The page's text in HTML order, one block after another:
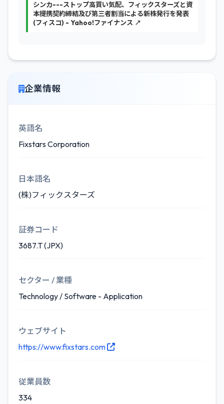
シンカ---ストップ高買い気配、フィックスターズと資
本提携契約締結及び第三者割当による新株発行を発表
(フィスコ) - Yahoo!ファイナンス ↗
企業情報
英語名
Fixstars Corporation
日本語名
(株)フィックスターズ
証券コード
3687.T (JPX)
セクター / 業種
Technology / Software - Application
ウェブサイト
https://www.fixstars.com
従業員数
334